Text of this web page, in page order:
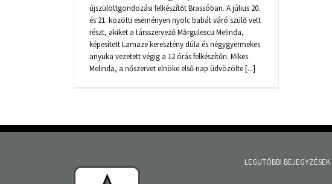
újszülöttgondozási felkészítőt Brassóban. A július 20.
és 21. közötti eseményen nyolc babát váró szülő vett
részt, akiket a társszervező Mărgulescu Melinda,
képesített Lamaze keresztény dúla és négygyermekes
anyuka vezetett végig a 12 órás felkészítőn. Mikes
Melinda, a nőszervet elnöke első nap üdvözölte [...]
LEGUTÓBBI BEJEGYZÉSEK